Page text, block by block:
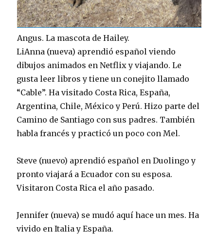
Angus. La mascota de Hailey.
LiAnna (nueva) aprendió español viendo
dibujos animados en Netflix y viajando. Le
gusta leer libros y tiene un conejito llamado
“Cable”. Ha visitado Costa Rica, España,
Argentina, Chile, México y Perú. Hizo parte del
Camino de Santiago con sus padres. También
habla francés y practicó un poco con Mel.
Steve (nuevo) aprendió español en Duolingo y
pronto viajará a Ecuador con su esposa.
Visitaron Costa Rica el año pasado.
Jennifer (nueva) se mudó aquí hace un mes. Ha
vivido en Italia y España.